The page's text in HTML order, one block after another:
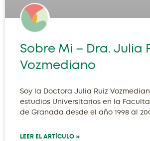
Sobre Mi – Dra. Julia
Vozmediano
Soy la Doctora Julia Ruiz
estudios Universitarios en la
de Granada desde el año 1998 al
LEER EL ARTÍCULO »